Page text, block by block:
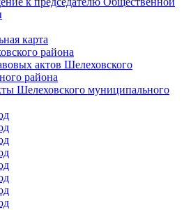
карта
района
актов Шелеховского
района
Шелеховского муниципального